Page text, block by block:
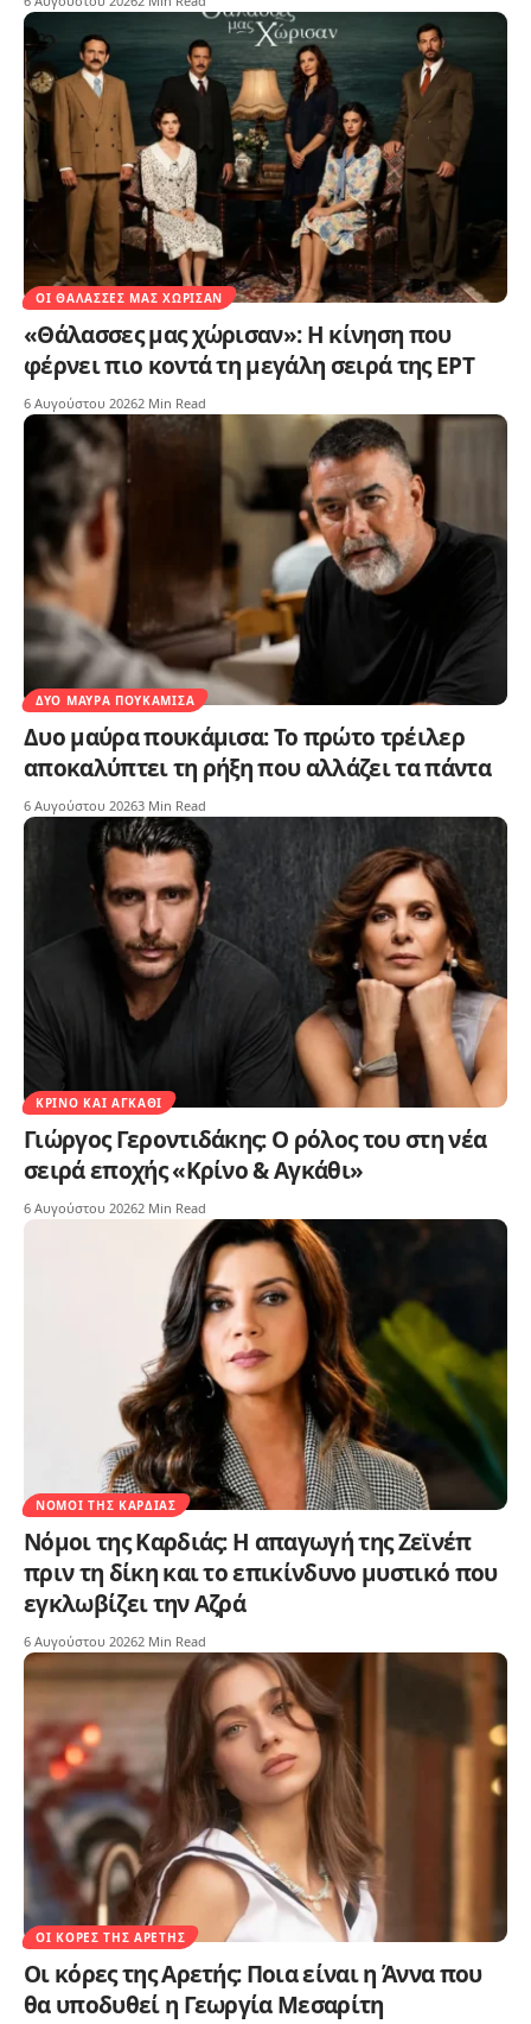
ΟΙ ΘΆΛΑΣΣΕΣ ΜΑΣ ΧΏΡΙΣΑΝ
«Θάλασσες μας χώρισαν»: Η κίνηση που
φέρνει πιο κοντά τη μεγάλη σειρά της ΕΡΤ
6 Αυγούστου 20262 Min Read
ΔΥΟ ΜΑΎΡΑ ΠΟΥΚΆΜΙΣΑ
Δυο μαύρα πουκάμισα: Το πρώτο τρέιλερ
αποκαλύπτει τη ρήξη που αλλάζει τα πάντα
6 Αυγούστου 20263 Min Read
ΚΡΊΝΟ ΚΑΙ ΑΓΚΆΘΙ
Γιώργος Γεροντιδάκης: Ο ρόλος του στη νέα
σειρά εποχής «Κρίνο & Αγκάθι»
6 Αυγούστου 20262 Min Read
ΝΌΜΟΙ ΤΗΣ ΚΑΡΔΙΆΣ
Νόμοι της Καρδιάς: Η απαγωγή της Ζεϊνέπ
πριν τη δίκη και το επικίνδυνο μυστικό που
εγκλωβίζει την Αζρά
6 Αυγούστου 20262 Min Read
ΟΙ ΚΌΡΕΣ ΤΗΣ ΑΡΕΤΉΣ
Οι κόρες της Αρετής: Ποια είναι η Άννα που
θα υποδυθεί η Γεωργία Μεσαρίτη